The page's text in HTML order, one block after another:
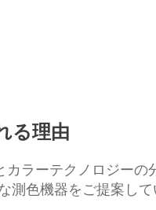
る理由
カラーテクノロジー
測色機器をご提案して